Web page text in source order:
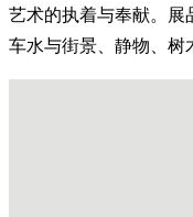
艺术的执着与奉献。展
车水与街景、静物、树